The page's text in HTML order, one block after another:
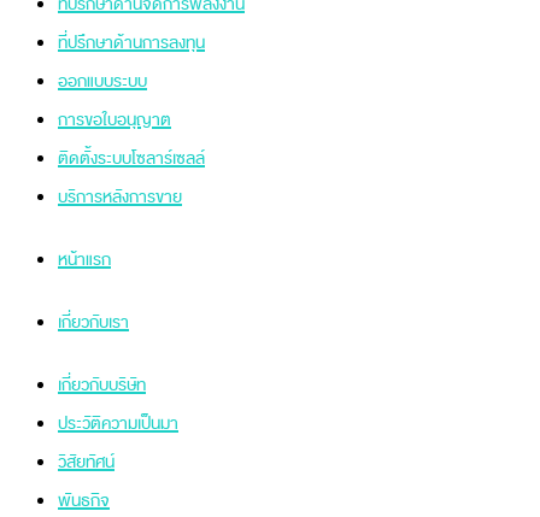
ที่ปรึกษาด้านการลงทุน
ออกแบบระบบ
การขอใบอนุญาต
ติดตั้งระบบโซลาร์เซลล์
บริการหลังการขาย
หน้าแรก
เกี่ยวกับเรา
เกี่ยวกับบริษัท
ประวัติความเป็นมา
วิสัยทัศน์
พันธกิจ